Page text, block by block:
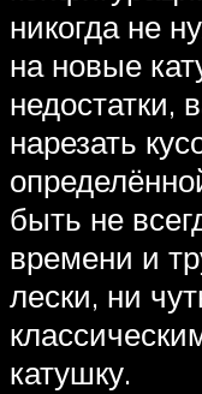
никогда не
на новые
недостатки,
нарезать
быть не
времени и
лески, ни
катушку.